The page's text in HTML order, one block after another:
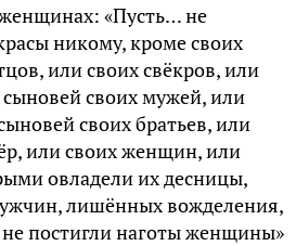
«Пусть… не
никому, кроме своих
или своих свёкров, или
своих мужей, или
своих братьев, или
или своих женщин, или
овладели их десницы,
лишённых вожделения,
постигли наготы женщины»